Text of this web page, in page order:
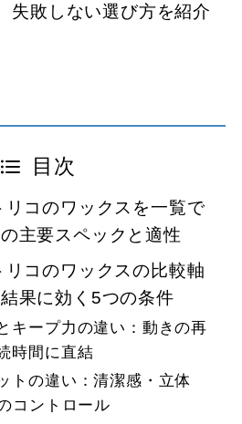
失敗しない選び方を紹介
目次
リコのワックスを一覧で
主要スペックと適性
リコのワックスの比較軸
果に効く5つの条件
キープ力の違い：動きの再
時間に直結
トの違い：清潔感・立体
コントロール